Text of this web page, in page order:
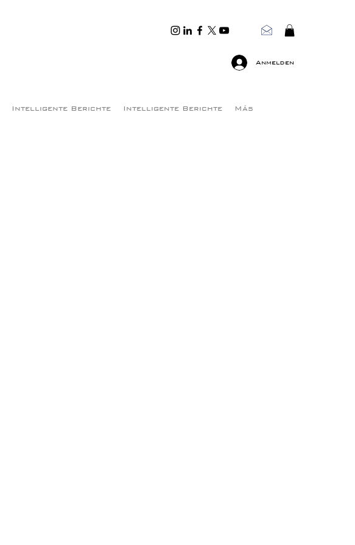
Anmelden
Intelligente Berichte Intelligente Berichte Más